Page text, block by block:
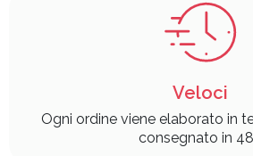
Veloci
Ogni ordine viene elaborato in
consegnato in